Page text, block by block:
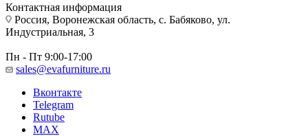
Контактная информация
Россия, Воронежская область, с. Бабяково, ул.
Индустриальная, 3
Пн - Пт 9:00-17:00
sales@evafurniture.ru
Вконтакте
Telegram
Rutube
MAX